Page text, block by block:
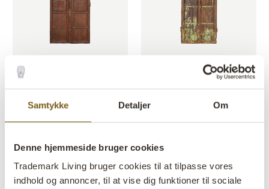
Samtykke Detaljer Om
Denne hjemmeside bruger cookies
Trademark Living bruger cookies til at tilpasse vores
indhold og annoncer, til at vise dig funktioner til sociale
Gammel trædør Rustik autentisk trædør
VIS ALLE